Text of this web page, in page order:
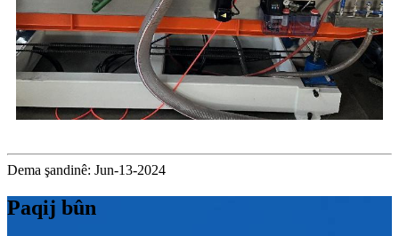
Dema şandinê: Jun-13-2024
Paqij bûn